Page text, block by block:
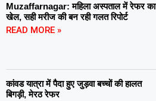
Muzaffarnagar: महिला अस्पताल में रेफर का
खेल, सही मरीज की बन रही गलत रिपोर्ट
READ MORE »
कांवड यात्रा में पैदा हुए जुड़वा बच्चों की हालत
बिगड़ी, मेरठ रेफर